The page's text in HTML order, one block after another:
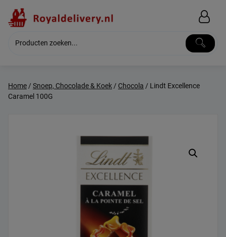
content
Home/ Snoep, Chocolade & Koek/ Chocola / Lindt Excellence
Caramel 100G